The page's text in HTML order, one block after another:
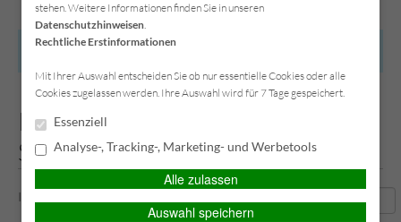
HAUPTMENÜ
Rückruf-Service / Call-Back-
Service
Ihr Name: (Pflichtfeld)
stehen. Weitere Informationen finden Sie in unseren
Datenschutzhinweisen.
Rechtliche Erstinformationen
Mit Ihrer Auswahl entscheiden Sie ob nur essentielle Cookies oder alle
Cookies zugelassen werden. Ihre Auswahl wird für 7 Tage gespeichert.
Essenziell
Analyse-, Tracking-, Marketing- und Werbetools
Alle zulassen
Auswahl speichern